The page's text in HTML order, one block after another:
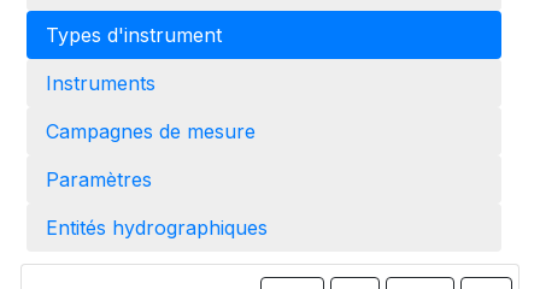
Types d'instrument
Instruments
Campagnes de mesure
Paramètres
Entités hydrographiques